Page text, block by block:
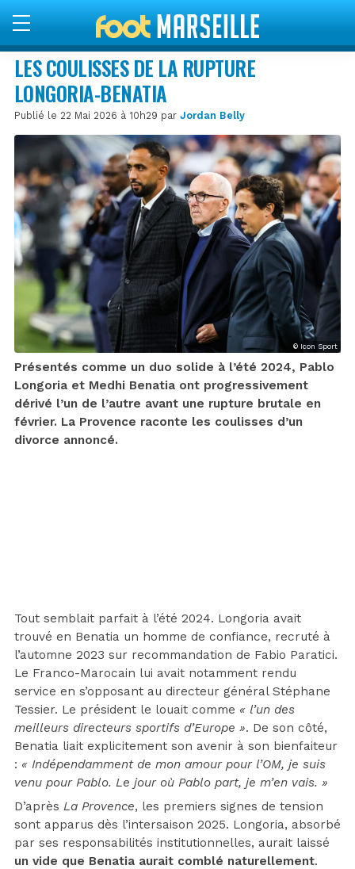
LES COULISSES DE LA RUPTURE
LONGORIA-BENATIA
Publié le 22 Mai 2026 à 10h29 par Jordan Belly
© Icon Sport
Présentés comme un duo solide à l’été 2024, Pablo
Longoria et Medhi Benatia ont progressivement
dérivé l’un de l’autre avant une rupture brutale en
février. La Provence raconte les coulisses d’un
divorce annoncé.
Tout semblait parfait à l’été 2024. Longoria avait
trouvé en Benatia un homme de confiance, recruté à
l’automne 2023 sur recommandation de Fabio Paratici.
Le Franco-Marocain lui avait notamment rendu
service en s’opposant au directeur général Stéphane
Tessier. Le président le louait comme « l’un des
meilleurs directeurs sportifs d’Europe ». De son côté,
Benatia liait explicitement son avenir à son bienfaiteur
: « Indépendamment de mon amour pour l’OM, je suis
venu pour Pablo. Le jour où Pablo part, je m’en vais. »
D’après La Provence, les premiers signes de tension
sont apparus dès l’intersaison 2025. Longoria, absorbé
par ses responsabilités institutionnelles, aurait laissé
un vide que Benatia aurait comblé naturellement.